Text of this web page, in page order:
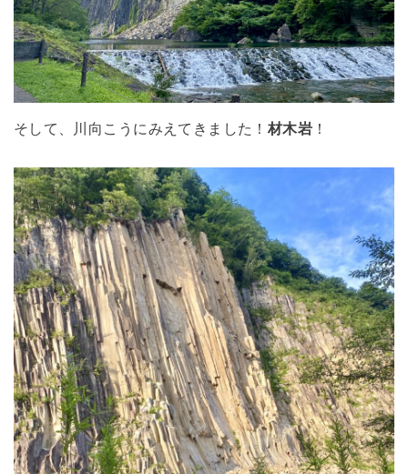
そして、川向こうにみえてきました！ 材木岩 ！